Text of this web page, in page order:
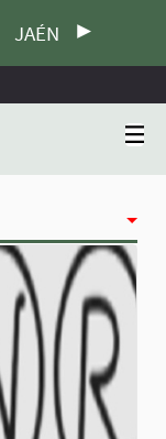
JAÉN